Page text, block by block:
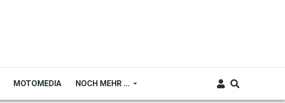
MOTOMEDIA NOCH MEHR ...